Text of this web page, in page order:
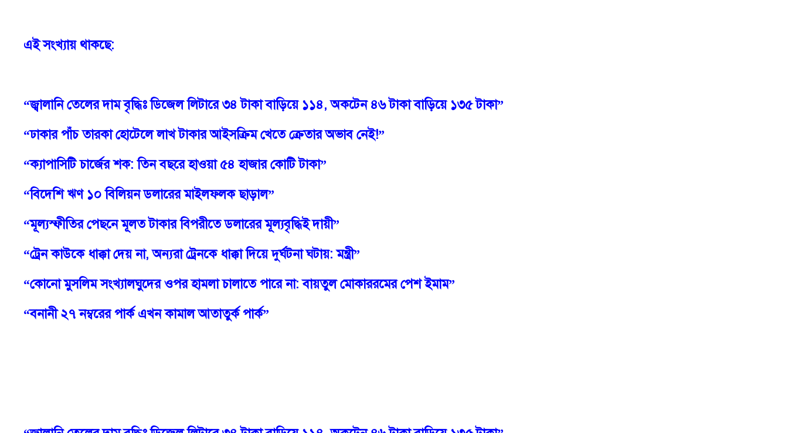
এই সংখ্যায় থাকছে:
“জ্বালানি তেলের দাম বৃদ্ধিঃ ডিজেল লিটারে ৩৪ টাকা বাড়িয়ে ১১৪,অকটেন ৪৬ টাকা বাড়িয়ে ১৩৫ টাকা”
“ঢাকার পাঁচ তারকা হোটেলে লাখ টাকার আইসক্রিম খেতে ক্রেতার অভাব নেই!”
“ক্যাপাসিটি চার্জের শক:তিন বছরে হাওয়া ৫৪ হাজার কোটি টাকা”
“বিদেশি ঋণ ১০ বিলিয়ন ডলারের মাইলফলক ছাড়াল”
“মূল্যস্ফীতির পেছনে মূলত টাকার বিপরীতে ডলারের মূল্যবৃদ্ধিই দায়ী”
“ট্রেন কাউকে ধাক্কা দেয় না,অন্যরা ট্রেনকে ধাক্কা দিয়ে দুর্ঘটনা ঘটায়:মন্ত্রী”
“কোনো মুসলিম সংখ্যালঘুদের ওপর হামলা চালাতে পারে না: বায়তুল মোকাররমের পেশ ইমাম”
“বনানী ২৭ নম্বরের পার্ক এখন কামাল আতাতুর্ক পার্ক”